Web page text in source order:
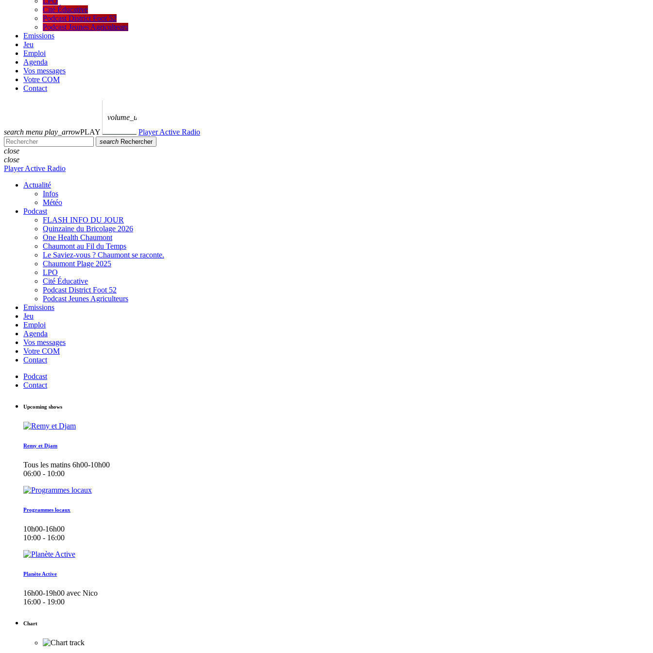
Cité Éducative
Podcast District Foot 52
Podcast Jeunes Agriculteurs
Emissions
Jeu
Emploi
Agenda
Vos messages
Votre COM
Contact
search menu play_arrowPLAY
volume_up
Player Active Radio
search Rechercher
close
close
Player Active Radio
Actualité
Infos
Météo
Podcast
FLASH INFO DU JOUR
Quinzaine du Bricolage 2026
One Health Chaumont
Chaumont au Fil du Temps
Le Saviez-vous ? Chaumont se raconte.
Chaumont Plage 2025
LPO
Cité Éducative
Podcast District Foot 52
Podcast Jeunes Agriculteurs
Emissions
Jeu
Emploi
Agenda
Vos messages
Votre COM
Contact
Podcast
Contact
Upcoming shows
Remy et Djam
Tous les matins 6h00-10h00
06:00 - 10:00
Programmes locaux
10h00-16h00
10:00 - 16:00
Planète Active
16h00-19h00 avec Nico
16:00 - 19:00
Chart